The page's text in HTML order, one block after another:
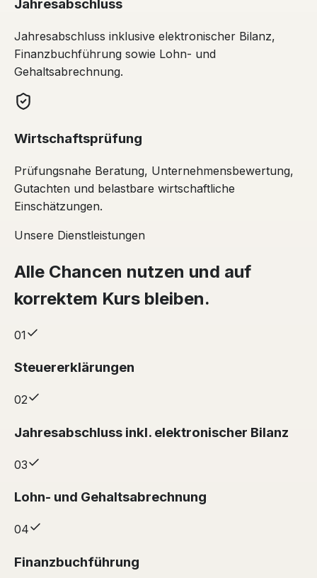
Jahresabschluss
Jahresabschluss inklusive elektronischer Bilanz,
Finanzbuchführung sowie Lohn- und
Gehaltsabrechnung.
Wirtschaftsprüfung
Prüfungsnahe Beratung, Unternehmensbewertung,
Gutachten und belastbare wirtschaftliche
Einschätzungen.
Unsere Dienstleistungen
Alle Chancen nutzen und auf
korrektem Kurs bleiben.
01
Steuererklärungen
02
Jahresabschluss inkl. elektronischer Bilanz
03
Lohn- und Gehaltsabrechnung
04
Finanzbuchführung